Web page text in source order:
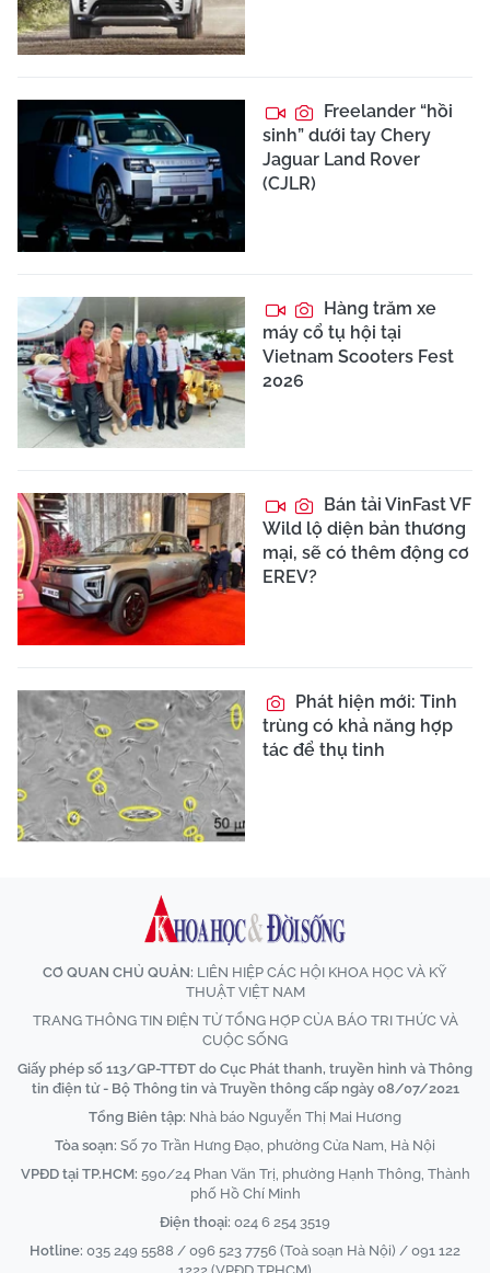
Freelander “hồi
sinh” dưới tay Chery
Jaguar Land Rover
(CJLR)
Hàng trăm xe
máy cổ tụ hội tại
Vietnam Scooters Fest
2026
Bán tải VinFast VF
Wild lộ diện bản thương
mại, sẽ có thêm động cơ
EREV?
Phát hiện mới: Tinh
trùng có khả năng hợp
tác để thụ tinh
CƠ QUAN CHỦ QUẢN: LIÊN HIỆP CÁC HỘI KHOA HỌC VÀ KỸ
THUẬT VIỆT NAM
TRANG THÔNG TIN ĐIỆN TỬ TỔNG HỢP CỦA BÁO TRI THỨC VÀ
CUỘC SỐNG
Giấy phép số 113/GP-TTĐT do Cục Phát thanh, truyền hình và Thông
tin điện tử - Bộ Thông tin và Truyền thông cấp ngày 08/07/2021
Tổng Biên tập: Nhà báo Nguyễn Thị Mai Hương
Tòa soạn: Số 70 Trần Hưng Đạo, phường Cửa Nam, Hà Nội
VPĐD tại TP.HCM: 590/24 Phan Văn Trị, phường Hạnh Thông, Thành
phố Hồ Chí Minh
Điện thoại: 024 6 254 3519
Hotline: 035 249 5588 / 096 523 7756 (Toà soạn Hà Nội) / 091 122